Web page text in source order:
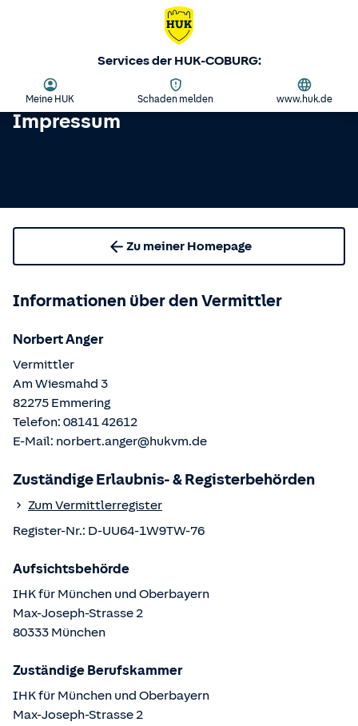
Services der HUK-COBURG:
Meine HUK Schaden melden www.huk.de
Impressum
Zu meiner Homepage
Informationen über den Vermittler
Norbert Anger
Vermittler
Am Wiesmahd 3
82275 Emmering
Telefon: 08141 42612
E-Mail: norbert.anger@hukvm.de
Zuständige Erlaubnis- & Registerbehörden
Zum Vermittlerregister
Register-Nr.: D-UU64-1W9TW-76
Aufsichtsbehörde
IHK für München und Oberbayern
Max-Joseph-Strasse 2
80333 München
Zuständige Berufskammer
IHK für München und Oberbayern
Max-Joseph-Strasse 2